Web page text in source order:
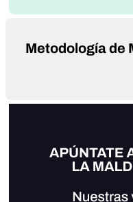
Metodología de